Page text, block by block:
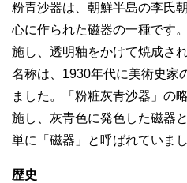
粉青沙器は、朝鮮半島の李氏
心に作られた磁器の一種です
施し、透明釉をかけて焼成さ
名称は、1930年代に美術史家
ました。「粉粧灰青沙器」の
施し、灰青色に発色した磁器
単に「磁器」と呼ばれていまし
歴史